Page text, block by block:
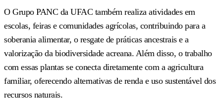
O Grupo PANC da UFAC também realiza atividades em
escolas, feiras e comunidades agrícolas, contribuindo para a
soberania alimentar, o resgate de práticas ancestrais e a
valorização da biodiversidade acreana. Além disso, o trabalho
com essas plantas se conecta diretamente com a agricultura
familiar, oferecendo alternativas de renda e uso sustentável dos
recursos naturais.